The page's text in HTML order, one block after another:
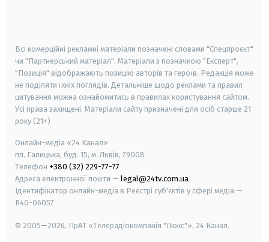
Всі комерційні рекламні матеріали позначені словами "Спецпроєкт"
чи "Партнерський матеріал". Матеріали з позначкою "Експерт",
"Позиція" відображають позицію авторів та героїв. Редакція може
не поділяти їхніх поглядів. Детальніше щодо реклами та правил
цитування можна ознайомитись в правилах користування сайтом.
Усі права захищені. Матеріали сайту призначені для осіб старше 21
року (21+)
Онлайн-медіа «24 Канал»
пл. Галицька, буд. 15, м. Львів, 79008
Телефон +380 (32) 229-77-77
Адреса електронної пошти — legal@24tv.com.ua
Ідентифікатор онлайн-медіа в Реєстрі суб'єктів у сфері медіа —
R40-06057
© 2005—2026, ПрАТ «Телерадіокомпанія "Люкс"», 24 Канал.